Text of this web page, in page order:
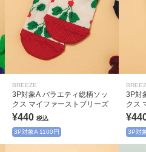
BREEZE
3P対象A バラエティ総柄ソッ
クス マイファーストブリーズ
¥440 税込
3P対象A 1100円
3P対
クス
3P対